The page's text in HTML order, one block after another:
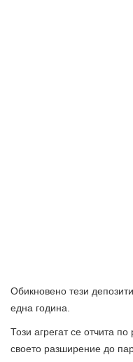
Обикновено тези
една година.
Този агрегат се отчита
своето разширение до